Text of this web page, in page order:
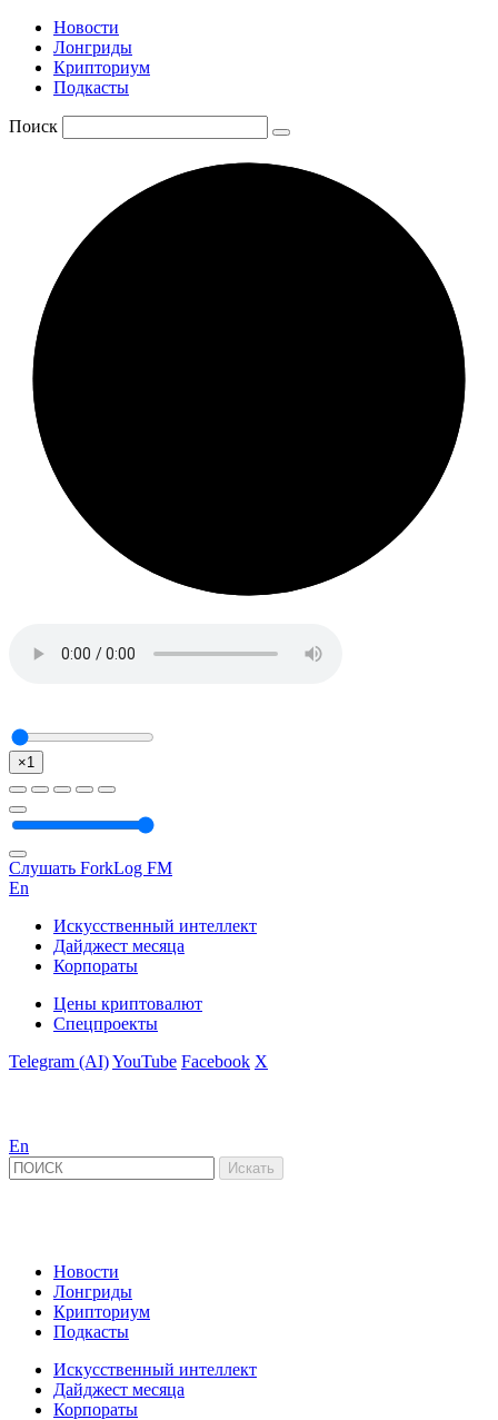
Новости
Лонгриды
Крипториум
Подкасты
Поиск
×1
Слушать ForkLog FM
En
Искусственный интеллект
Дайджест месяца
Корпораты
Цены криптовалют
Спецпроекты
Telegram (AI)YouTube Facebook X
En
Новости
Лонгриды
Крипториум
Подкасты
Искусственный интеллект
Дайджест месяца
Корпораты